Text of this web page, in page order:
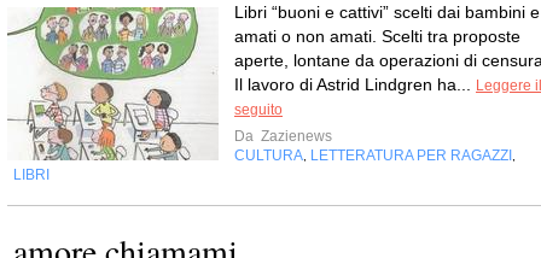
Libri “buoni e cattivi” scelti dai bambini e
amati o non amati. Scelti tra proposte
aperte, lontane da operazioni di
Il lavoro di Astrid Lindgren ha...
Leggere il
seguito
Da Zazienews
CULTURA LETTERATURA PER RAGAZZI
LIBRI